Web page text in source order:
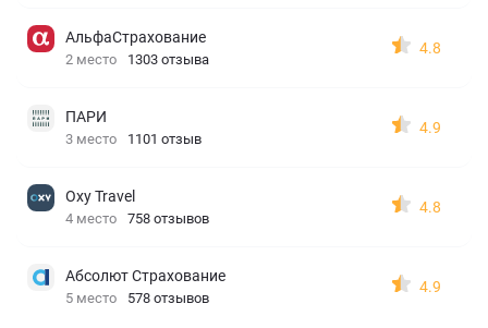
АльфаСтрахование
2 место 1303 отзыва
4.8
ПАРИ
3 место 1101 отзыв
4.9
Oxy Travel
4 место 758 отзывов
4.8
Абсолют Страхование
5 место 578 отзывов
4.9